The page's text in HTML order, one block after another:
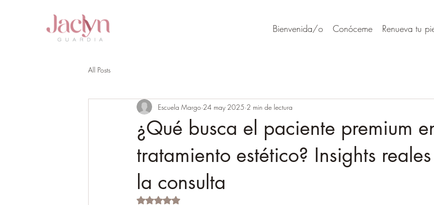
Bienvenida/o Conóceme Renueva tu
All Posts
¿Qué busca el paciente premium
tratamiento estético? Insights
la consulta
Escuela Margo 24 may 2025 2 min de lectura
Obtuvo NaN de 5 estrellas.